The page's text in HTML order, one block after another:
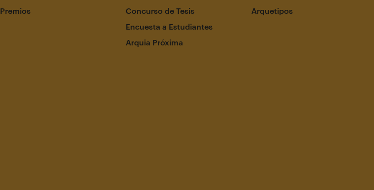
Premios
Concurso de Tesis
Encuesta a Estudiantes
Arquia Próxima
Arquetipos